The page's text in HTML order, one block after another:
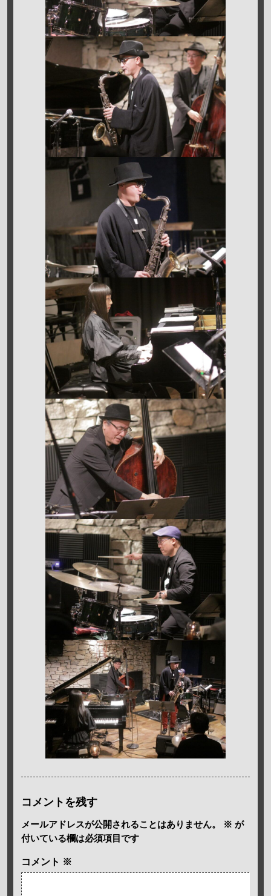
コメントを残す
メールアドレスが公開されることはありません。 ※ が
付いている欄は必須項目です
コメント ※